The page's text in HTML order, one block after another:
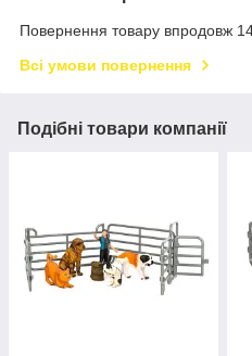
Повернення товару впродовж
Всі умови повернення
Подібні товари компанії